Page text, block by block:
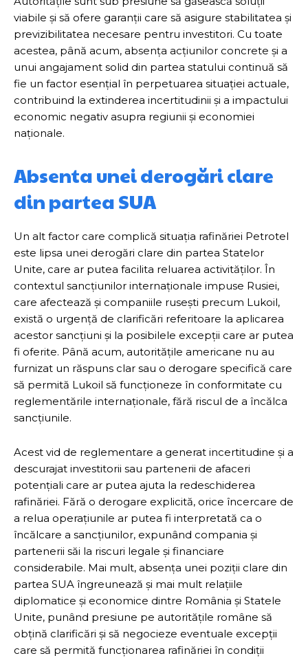
viabile și să ofere garanții care să asigure stabilitatea și
previzibilitatea necesare pentru investitori. Cu toate
acestea, până acum, absența acțiunilor concrete și a
unui angajament solid din partea statului continuă să
fie un factor esențial în perpetuarea situației actuale,
contribuind la extinderea incertitudinii și a impactului
economic negativ asupra regiunii și economiei
naționale.
Absenta unei derogări clare
din partea SUA
Un alt factor care complică situația rafinăriei Petrotel
este lipsa unei derogări clare din partea Statelor
Unite, care ar putea facilita reluarea activităților. În
contextul sancțiunilor internaționale impuse Rusiei,
care afectează și companiile rusești precum Lukoil,
există o urgență de clarificări referitoare la aplicarea
acestor sancțiuni și la posibilele excepții care ar putea
fi oferite. Până acum, autoritățile americane nu au
furnizat un răspuns clar sau o derogare specifică care
să permită Lukoil să funcționeze în conformitate cu
reglementările internaționale, fără riscul de a încălca
sancțiunile.
Acest vid de reglementare a generat incertitudine și a
descurajat investitorii sau partenerii de afaceri
potențiali care ar putea ajuta la redeschiderea
rafinăriei. Fără o derogare explicită, orice încercare de
a relua operațiunile ar putea fi interpretată ca o
încălcare a sancțiunilor, expunând compania și
partenerii săi la riscuri legale și financiare
considerabile. Mai mult, absența unei poziții clare din
partea SUA îngreunează și mai mult relațiile
diplomatice și economice dintre România și Statele
Unite, punând presiune pe autoritățile române să
obțină clarificări și să negocieze eventuale excepții
care să permită funcționarea rafinăriei în condiții